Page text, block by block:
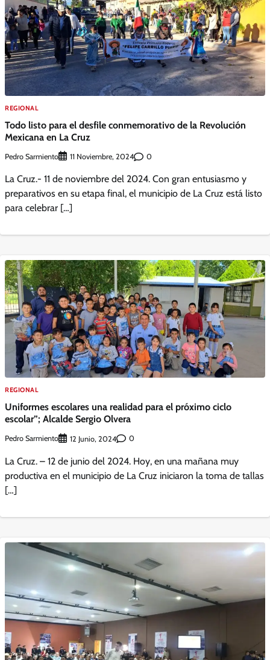
REGIONAL
Todo listo para el desfile conmemorativo de la Revolución
Mexicana en La Cruz
Pedro Sarmiento 11 Noviembre, 2024 0
La Cruz.- 11 de noviembre del 2024. Con gran entusiasmo y
preparativos en su etapa final, el municipio de La Cruz está listo
para celebrar […]
REGIONAL
Uniformes escolares una realidad para el próximo ciclo
escolar”; Alcalde Sergio Olvera
Pedro Sarmiento 12 Junio, 2024 0
La Cruz. – 12 de junio del 2024. Hoy, en una mañana muy
productiva en el municipio de La Cruz iniciaron la toma de tallas
[…]